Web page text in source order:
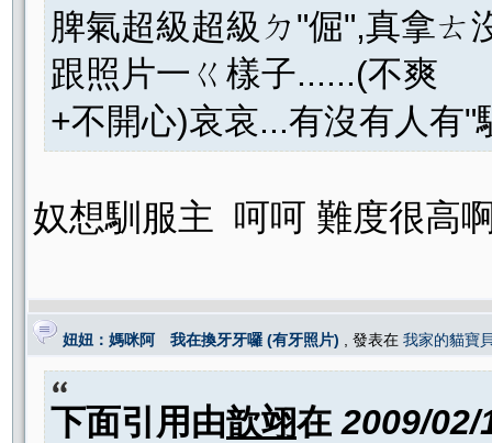
脾氣超級超級ㄉ"倔",真拿ㄊ
跟照片一ㄍ樣子......(不爽
+不開心)哀哀...有沒有人有
奴想馴服主 呵呵 難度很高
妞妞：媽咪阿 我在換牙牙囉 (有牙照片) , 發表在 我家的貓寶
下面引用由歆翊在2009/